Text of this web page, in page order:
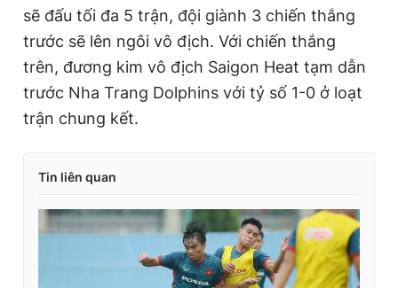
sẽ đấu tối đa 5 trận, đội giành 3 chiến thắng
trước sẽ lên ngôi vô địch. Với chiến thắng
trên, đương kim vô địch Saigon Heat tạm dẫn
trước Nha Trang Dolphins với tỷ số 1-0 ở loạt
trận chung kết.
Tin liên quan